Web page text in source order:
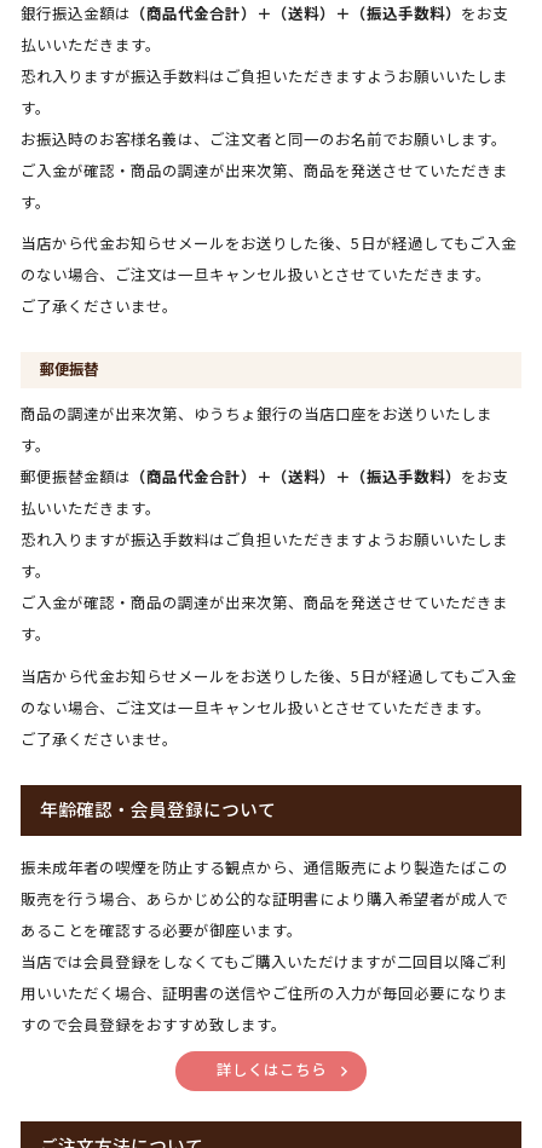
銀行振込金額は （商品代金合計）＋（送料）＋（振込手数料） をお支
払いいただきます。
恐れ入りますが振込手数料はご負担いただきますようお願いいたしま
す。
お振込時のお客様名義は、ご注文者と同一のお名前でお願いします。
ご入金が確認・商品の調達が出来次第、商品を発送させていただきま
す。
当店から代金お知らせメールをお送りした後、5日が経過してもご入金
のない場合、ご注文は一旦キャンセル扱いとさせていただきます。
ご了承くださいませ。
郵便振替
商品の調達が出来次第、ゆうちょ銀行の当店口座をお送りいたしま
す。
郵便振替金額は （商品代金合計）＋（送料）＋（振込手数料） をお支
払いいただきます。
恐れ入りますが振込手数料はご負担いただきますようお願いいたしま
す。
ご入金が確認・商品の調達が出来次第、商品を発送させていただきま
す。
当店から代金お知らせメールをお送りした後、5日が経過してもご入金
のない場合、ご注文は一旦キャンセル扱いとさせていただきます。
ご了承くださいませ。
年齢確認・会員登録について
振未成年者の喫煙を防止する観点から、通信販売により製造たばこの
販売を行う場合、あらかじめ公的な証明書により購入希望者が成人で
あることを確認する必要が御座います。
当店では会員登録をしなくてもご購入いただけますが二回目以降ご利
用いいただく場合、証明書の送信やご住所の入力が毎回必要になりま
すので会員登録をおすすめ致します。
詳しくはこちら